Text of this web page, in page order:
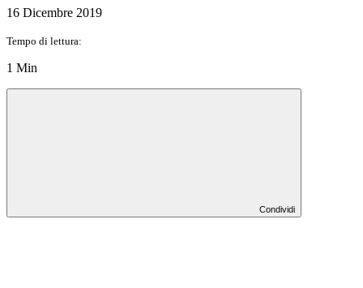
16 Dicembre 2019
Tempo di lettura:
1 Min
Condividi